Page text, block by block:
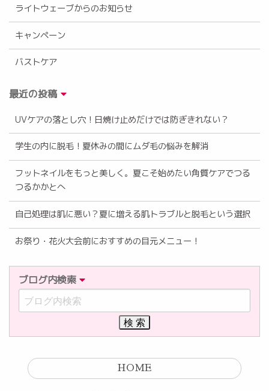
ライトウェーブからのお知らせ
キャンペーン
バストケア
最近の投稿
UVケアの落とし穴！日焼け止めだけでは防ぎきれない？
学生の内に脱毛！夏休みの間にムダ毛の悩みを解消
フットネイルをもっと美しく。夏こそ始めたい角質ケアでつる
つるかかとへ
自己処理は肌に悪い？夏に増える肌トラブルと脱毛という選択
お祭り・花火大会前におすすめの目元メニュー！
ブログ内検索
HOME